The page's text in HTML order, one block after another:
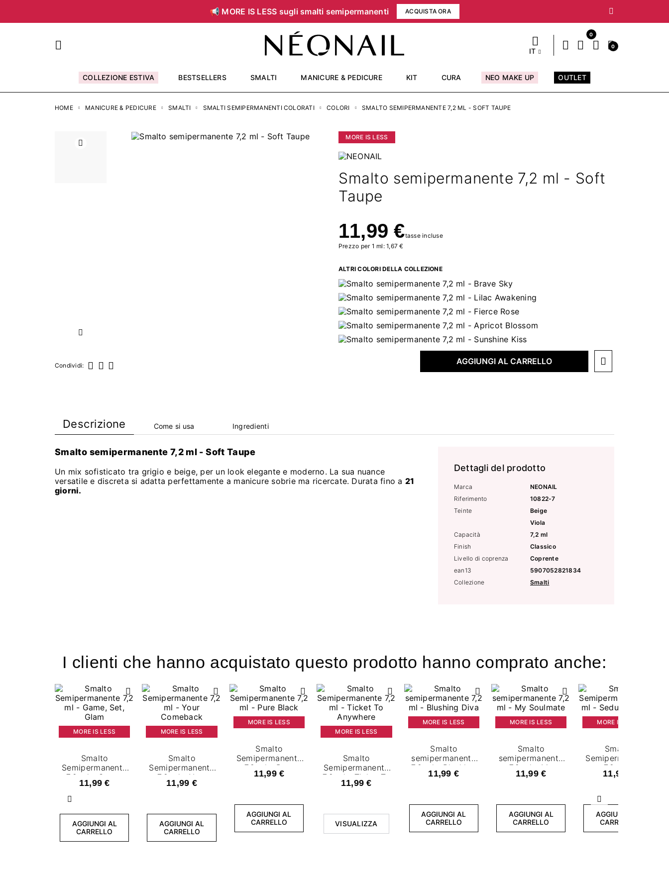
📢 MORE IS LESS sugli smalti semipermanenti ACQUISTA ORA
IT
0
0
COLLEZIONE ESTIVA BESTSELLERS SMALTI MANICURE & PEDICURE KIT CURA NEO MAKE UP OUTLET
HOME MANICURE & PEDICURE SMALTI SMALTI SEMIPERMANENTI COLORATI COLORI SMALTO SEMIPERMANENTE 7,2 ML - SOFT TAUPE
Precedente
Successivo
Condividi:
MORE IS LESS
Smalto semipermanente 7,2 ml - Soft
Taupe
11,99 €tasse incluse
Prezzo per 1 ml: 1,67 €
ALTRI COLORI DELLA COLLEZIONE
AGGIUNGI AL CARRELLO
Descrizione Come si usa Ingredienti
Dettagli del prodotto
Marca
NEONAIL
Riferimento
10822-7
Teinte
Beige
Viola
Capacità
7,2 ml
Finish
Classico
Livello di coprenza
Coprente
ean13
5907052821834
Collezione
Smalti
Smalto semipermanente 7,2 ml - Soft Taupe
Un mix sofisticato tra grigio e beige, per un look elegante e moderno. La sua nuance
versatile e discreta si adatta perfettamente a manicure sobrie ma ricercate. Durata fino a 21
giorni.
I clienti che hanno acquistato questo prodotto hanno comprato anche:
Precedente Successivo
MORE IS LESS
Smalto
Semipermanente
7,2 ml - Game,
Set, Glam
11,99 €
AGGIUNGI AL
CARRELLO
MORE IS LESS
Smalto
Semipermanente
7,2 ml - Your
Comeback
11,99 €
AGGIUNGI AL
CARRELLO
MORE IS LESS
Smalto
Semipermanente
7,2 ml - Pure
Black
11,99 €
AGGIUNGI AL
CARRELLO
MORE IS LESS
Smalto
Semipermanente
7,2 ml - Ticket To
Anywhere
11,99 €
VISUALIZZA
MORE IS LESS
Smalto
semipermanente
7,2 ml - Blushing
Diva
11,99 €
AGGIUNGI AL
CARRELLO
MORE IS LESS
Smalto
semipermanente
7,2 ml - My
Soulmate
11,99 €
AGGIUNGI AL
CARRELLO
MORE IS LESS
Smalto
Semipermanente
7,2 ml -
Seductive Red
11,99 €
AGGIUNGI AL
CARRELLO